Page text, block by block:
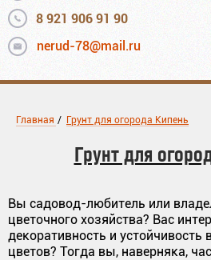
8 921 906 91 90
nerud-78@mail.ru
Главная / Грунт для огорода Кипень
Грунт для
Вы садовод-любитель или
цветочного хозяйства? Вас
декоративность и
цветов? Тогда вы, наверняка,